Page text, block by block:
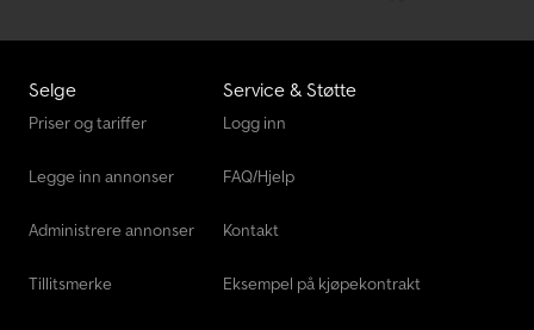
Selge
Priser og tariffer
Legge inn annonser
Administrere annonser
Tillitsmerke
Service & Støtte
Logg inn
FAQ/Hjelp
Kontakt
Eksempel på kjøpekontrakt